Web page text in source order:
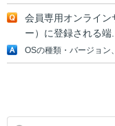
会員専用オンライ
ー）に登録される端
OSの種類・バージョン